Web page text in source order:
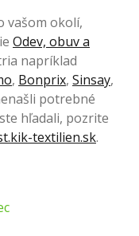
vašom okolí,
Odev, obuv a
napríklad
, Bonprix, Sinsay,
potrebné
hľadali, pozrite
textilien.sk.